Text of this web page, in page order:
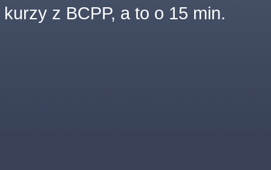
kurzy z BCPP, a to o 15 min.